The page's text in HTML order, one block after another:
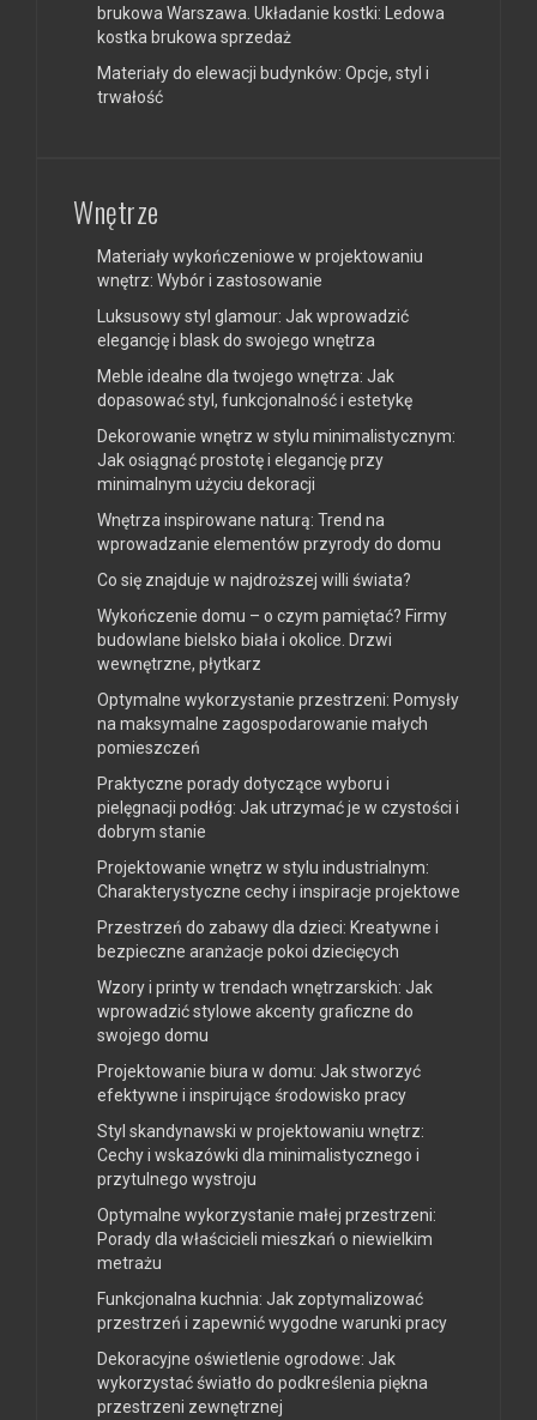
brukowa Warszawa. Układanie kostki: Ledowa
kostka brukowa sprzedaż
Materiały do elewacji budynków: Opcje, styl i
trwałość
Wnętrze
Materiały wykończeniowe w projektowaniu
wnętrz: Wybór i zastosowanie
Luksusowy styl glamour: Jak wprowadzić
elegancję i blask do swojego wnętrza
Meble idealne dla twojego wnętrza: Jak
dopasować styl, funkcjonalność i estetykę
Dekorowanie wnętrz w stylu minimalistycznym:
Jak osiągnąć prostotę i elegancję przy
minimalnym użyciu dekoracji
Wnętrza inspirowane naturą: Trend na
wprowadzanie elementów przyrody do domu
Co się znajduje w najdroższej willi świata?
Wykończenie domu – o czym pamiętać? Firmy
budowlane bielsko biała i okolice. Drzwi
wewnętrzne, płytkarz
Optymalne wykorzystanie przestrzeni: Pomysły
na maksymalne zagospodarowanie małych
pomieszczeń
Praktyczne porady dotyczące wyboru i
pielęgnacji podłóg: Jak utrzymać je w czystości i
dobrym stanie
Projektowanie wnętrz w stylu industrialnym:
Charakterystyczne cechy i inspiracje projektowe
Przestrzeń do zabawy dla dzieci: Kreatywne i
bezpieczne aranżacje pokoi dziecięcych
Wzory i printy w trendach wnętrzarskich: Jak
wprowadzić stylowe akcenty graficzne do
swojego domu
Projektowanie biura w domu: Jak stworzyć
efektywne i inspirujące środowisko pracy
Styl skandynawski w projektowaniu wnętrz:
Cechy i wskazówki dla minimalistycznego i
przytulnego wystroju
Optymalne wykorzystanie małej przestrzeni:
Porady dla właścicieli mieszkań o niewielkim
metrażu
Funkcjonalna kuchnia: Jak zoptymalizować
przestrzeń i zapewnić wygodne warunki pracy
Dekoracyjne oświetlenie ogrodowe: Jak
wykorzystać światło do podkreślenia piękna
przestrzeni zewnętrznej